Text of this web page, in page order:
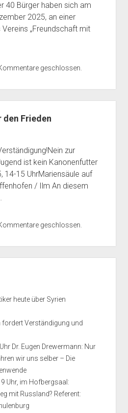
40 Bürger haben sich am
2025, an einer
„Freundschaft mit
geschlossen.
den Frieden
zur
ist kein Kanonenfutter
14-15 UhrMariensäule auf
/ Ilm An diesem
geschlossen.
heute über Syrien
fordert Verständigung und
Dr. Eugen Drewermann: Nur
wir uns selber – Die
Uhr, im Hofbergsaal:
mit Russland? Referent: